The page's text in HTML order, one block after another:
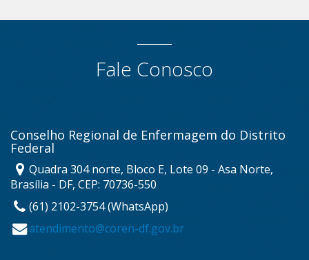
Fale Conosco
Conselho Regional de Enfermagem do Distrito
Federal
Quadra 304 norte, Bloco E, Lote 09 - Asa Norte,
Brasília - DF, CEP: 70736-550
(61) 2102-3754 (WhatsApp)
atendimento@coren-df.gov.br